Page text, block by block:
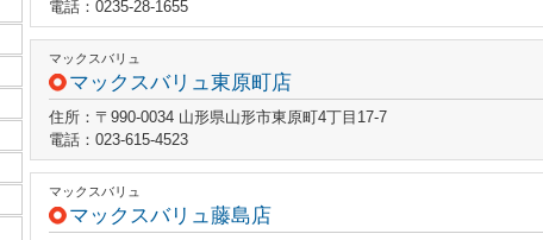
電話：0235-28-1655
マックスバリュ
マックスバリュ東原町店
住所：〒990-0034 山形県山形市東原町4丁目17-7
電話：023-615-4523
マックスバリュ
マックスバリュ藤島店